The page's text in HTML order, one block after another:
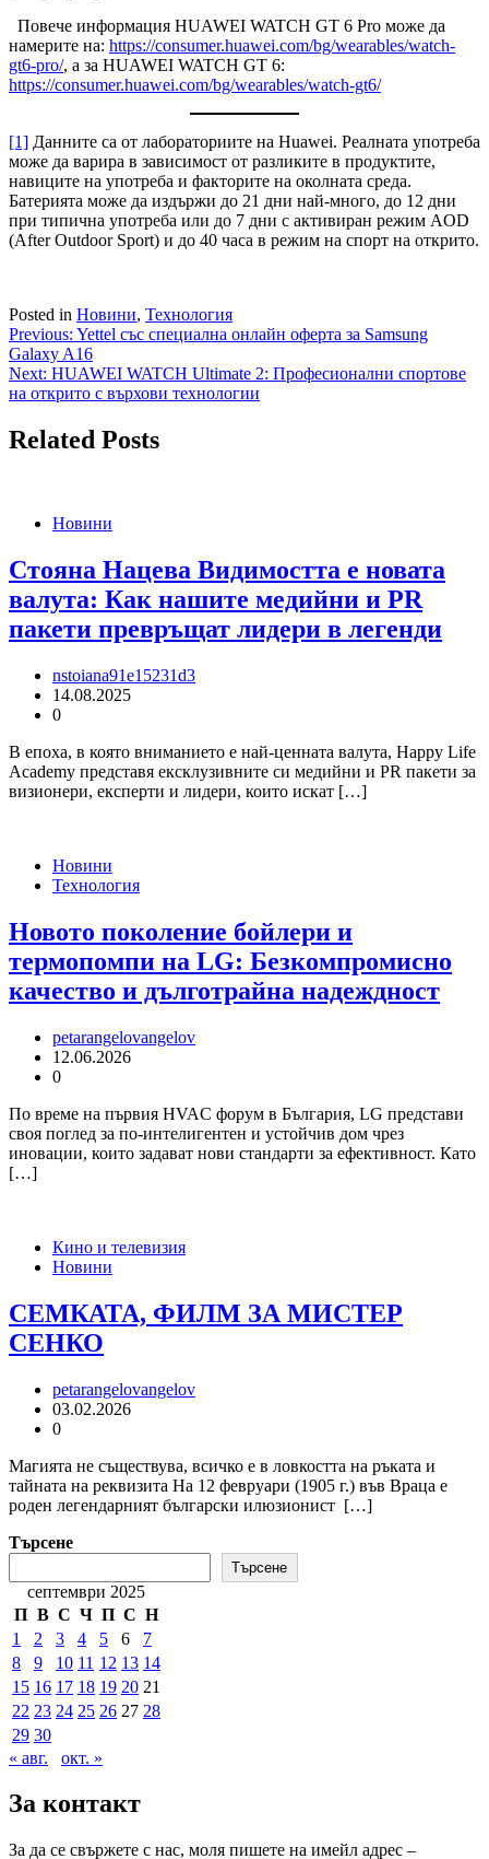
Повече информация HUAWEI WATCH GT 6 Pro може да
намерите на: https://consumer.huawei.com/bg/wearables/watch-
gt6-pro/, а за HUAWEI WATCH GT 6:
https://consumer.huawei.com/bg/wearables/watch-gt6/
[1] Данните са от лабораториите на Huawei. Реалната употреба
може да варира в зависимост от разликите в продуктите,
навиците на употреба и факторите на околната среда.
Батерията може да издържи до 21 дни най-много, до 12 дни
при типична употреба или до 7 дни с активиран режим AOD
(After Outdoor Sport) и до 40 часа в режим на спорт на открито.
Posted in Новини, Технология
Навигация
Previous: Yettel със специална онлайн оферта за Samsung
Galaxy A16
Next: HUAWEI WATCH Ultimate 2: Професионални спортове
на открито с върхови технологии
Related Posts
Новини
Стояна Нацева Видимостта е новата
валута: Как нашите медийни и PR
пакети превръщат лидери в легенди
nstoiana91e15231d3
14.08.2025
0
В епоха, в която вниманието е най-ценната валута, Happy Life
Academy представя ексклузивните си медийни и PR пакети за
визионери, експерти и лидери, които искат […]
Новини
Технология
Новото поколение бойлери и
термопомпи на LG: Безкомпромисно
качество и дълготрайна надеждност
petarangelovangelov
12.06.2026
0
По време на първия HVAC форум в България, LG представи
своя поглед за по-интелигентен и устойчив дом чрез
иновации, които задават нови стандарти за ефективност. Като
[…]
Кино и телевизия
Новини
СЕМКАТА, ФИЛМ ЗА МИСТЕР
СЕНКО
petarangelovangelov
03.02.2026
0
Магията не съществува, всичко е в ловкостта на ръката и
тайната на реквизита На 12 февруари (1905 г.) във Враца е
роден легендарният български илюзионист […]
Търсене
Търсене
септември 2025
П В С Ч П С Н
1
2 3 4 5 6
7
8
9 10 11 12 13 14
15 16 17 18 19 20 21
22 23 24 25 26 27 28
29 30
« авг.
окт. »
За контакт
За да се свържете с нас, моля пишете на имейл адрес –